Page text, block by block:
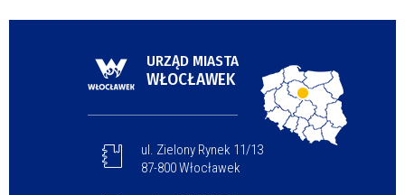
URZĄD MIASTA
WŁOCŁAWEK
ul. Zielony Rynek 11/13
87-800 Włocławek